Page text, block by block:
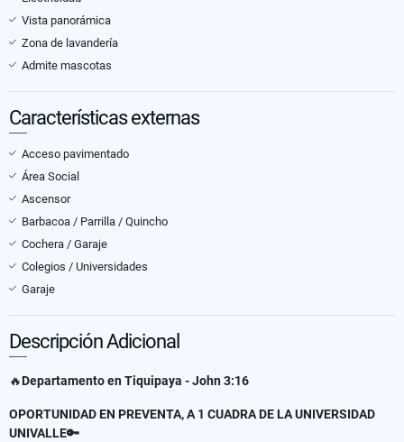
Vista panorámica
Zona de lavandería
Admite mascotas
Características externas
Acceso pavimentado
Área Social
Ascensor
Barbacoa / Parrilla / Quincho
Cochera / Garaje
Colegios / Universidades
Garaje
Descripción Adicional
🔥Departamento en Tiquipaya - John 3:16
OPORTUNIDAD EN PREVENTA, A 1 CUADRA DE LA UNIVERSIDAD
UNIVALLE🔑